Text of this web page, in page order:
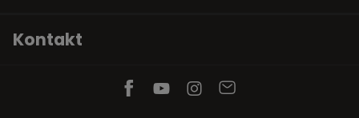
Kontakt